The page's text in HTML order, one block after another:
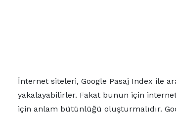
İnternet siteleri, Google Pasaj Index ile
yakalayabilirler. Fakat bunun için
için anlam bütünlüğü oluşturmalıdır.